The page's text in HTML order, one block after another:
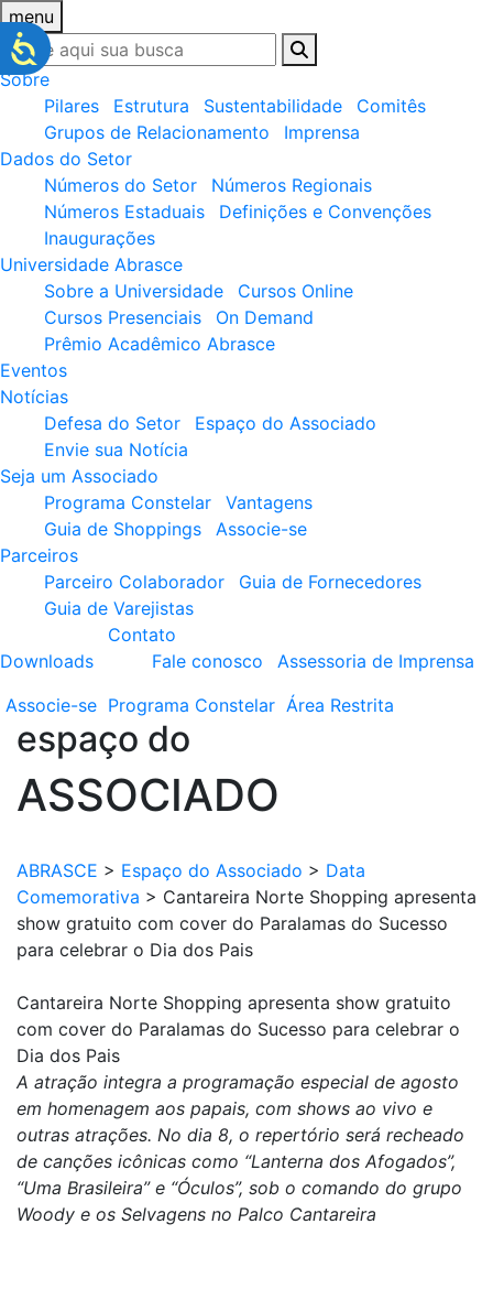
menu
Sobre
Pilares
Estrutura Sustentabilidade
Comitês
Grupos de Relacionamento
Imprensa
Dados do Setor
Números do Setor
Números Regionais
Números Estaduais
Definições e Convenções
Inaugurações
Universidade Abrasce
Sobre a Universidade
Cursos Online
Cursos Presenciais
On Demand
Prêmio Acadêmico Abrasce
Eventos
Notícias
Defesa do Setor
Espaço do Associado
Envie sua Notícia
Seja um Associado
Programa Constelar
Vantagens
Guia de Shoppings
Associe-se
Parceiros
Parceiro Colaborador
Guia de Fornecedores
Guia de Varejistas
Downloads
Contato
Fale conosco
Assessoria de Imprensa
Associe-se Programa Constelar Área Restrita
espaço do
ASSOCIADO
ABRASCE > Espaço do Associado > Data
Comemorativa > Cantareira Norte Shopping apresenta
show gratuito com cover do Paralamas do Sucesso
para celebrar o Dia dos Pais
Cantareira Norte Shopping apresenta show gratuito
com cover do Paralamas do Sucesso para celebrar o
Dia dos Pais
A atração integra a programação especial de agosto
em homenagem aos papais, com shows ao vivo e
outras atrações. No dia 8, o repertório será recheado
de canções icônicas como “Lanterna dos Afogados”,
“Uma Brasileira” e “Óculos”, sob o comando do grupo
Woody e os Selvagens no Palco Cantareira